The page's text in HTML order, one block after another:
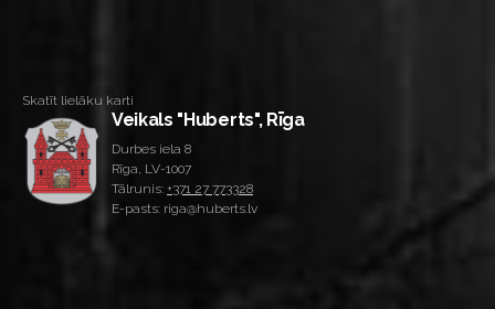
Skatīt lielāku karti
Veikals "Huberts", Rīga
Durbes iela 8
Rīga, LV-1007
Tālrunis: +371 27 773328
E-pasts: riga@huberts.lv